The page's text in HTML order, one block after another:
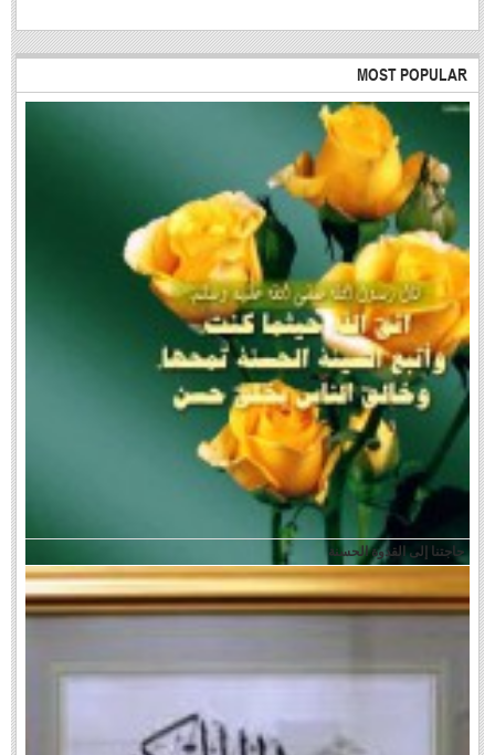
MOST POPULAR
حاجتنا إلى القدوة الحسنة